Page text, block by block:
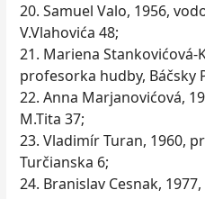
20. Samuel Valo, 1956,
V.Vlahovića 48;
21. Mariena Stankovićová-
profesorka hudby, Báčsky
22. Anna Marjanovićová,
M.Tita 37;
23. Vladimír Turan, 1960,
Turčianska 6;
24. Branislav Cesnak,